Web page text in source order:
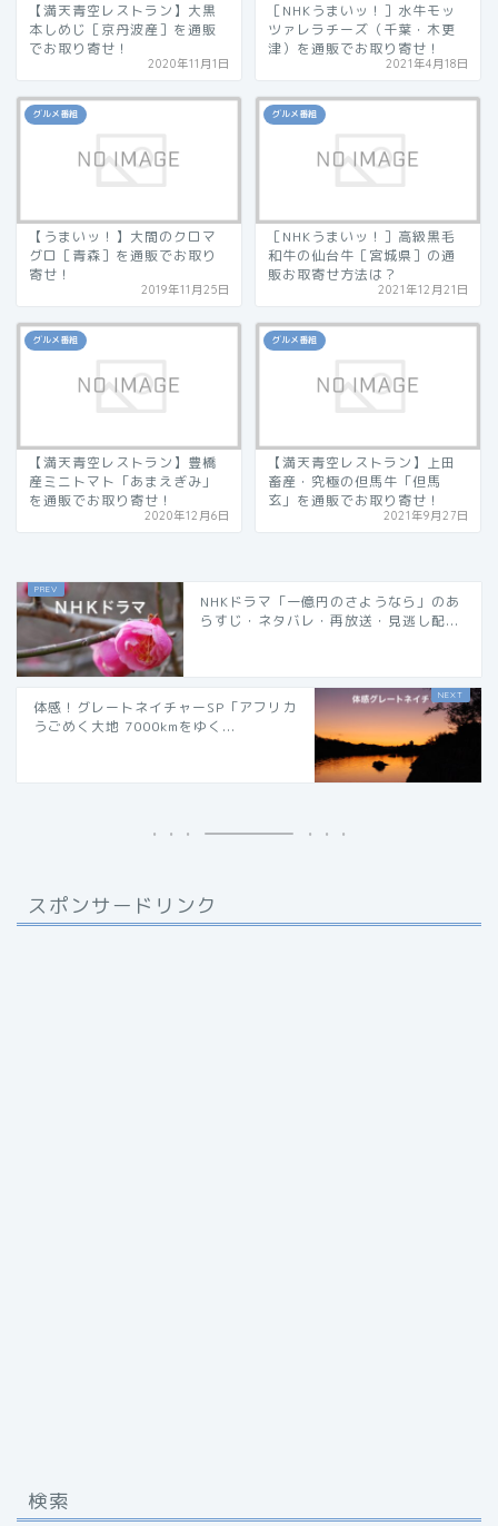
【満天青空レストラン】大黒
本しめじ［京丹波産］を通販
でお取り寄せ！
2020年11月1日
［NHKうまいッ！］水牛モッ
ツァレラチーズ（千葉・木更
津）を通販でお取り寄せ！
2021年4月18日
グルメ番組
【うまいッ！】大間のクロマ
グロ［青森］を通販でお取り
寄せ！
2019年11月25日
グルメ番組
［NHKうまいッ！］高級黒毛
和牛の仙台牛［宮城県］の通
販お取寄せ方法は？
2021年12月21日
グルメ番組
【満天青空レストラン】豊橋
産ミニトマト「あまえぎみ」
を通販でお取り寄せ！
2020年12月6日
グルメ番組
【満天青空レストラン】上田
畜産・究極の但馬牛「但馬
玄」を通販でお取り寄せ！
2021年9月27日
NHKドラマ「一億円のさようなら」のあ
らすじ・ネタバレ・再放送・見逃し配...
体感！グレートネイチャーSP「アフリカ
うごめく大地 7000kmをゆく...
スポンサードリンク
検索